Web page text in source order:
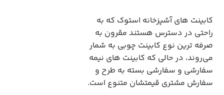
کابینت های آشپزخانه استوک که به
راحتی در دسترس هستند مقرون به
صرفه ترین نوع کابینت چوبی به شمار
می‌روند، در حالی که کابینت های نیمه
سفارشی و سفارشی بسته به طرح و
سفارش مشتری قیمتشان متنوع است.